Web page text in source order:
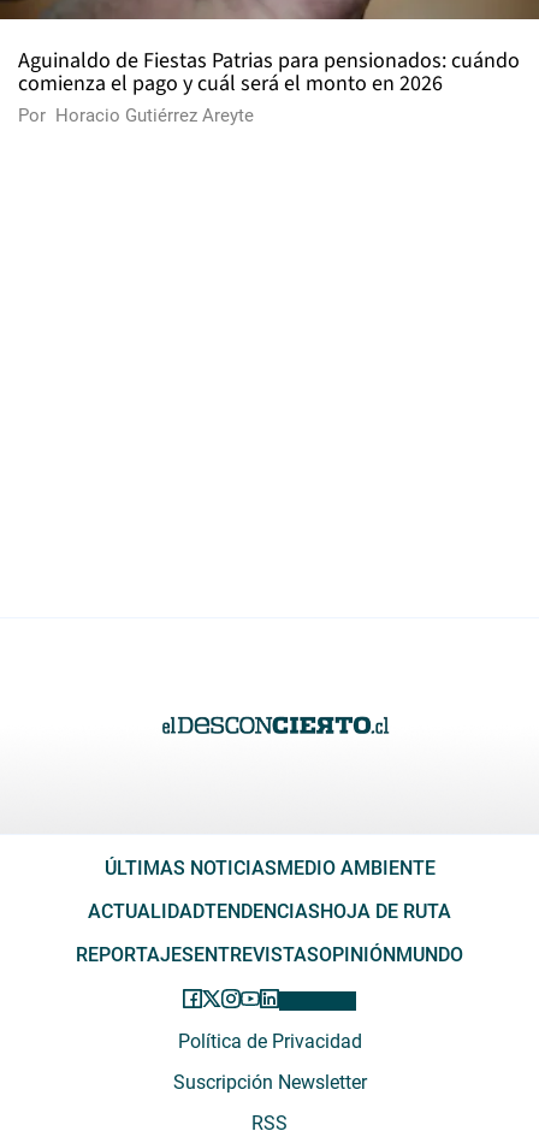
Aguinaldo de Fiestas Patrias para pensionados: cuándo
comienza el pago y cuál será el monto en 2026
Por Horacio Gutiérrez Areyte
ÚLTIMAS NOTICIASMEDIO AMBIENTE
ACTUALIDADTENDENCIASHOJA DE RUTA
REPORTAJESENTREVISTASOPINIÓNMUNDO
Política de Privacidad
Suscripción Newsletter
RSS